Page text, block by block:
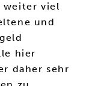
weiter viel
und
hier
daher sehr